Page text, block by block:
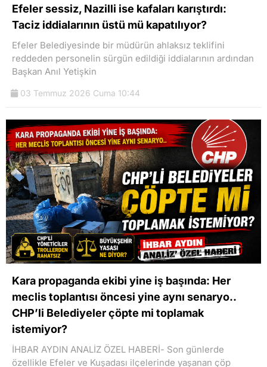
Efeler sessiz, Nazilli ise kafaları karıştırdı:
Taciz iddialarının üstü mü kapatılıyor?
Efeler Belediyesinde bir müdürün ahlaksız teklifini
reddeden personelin sürgün edildiği iddialarının ardından
Başkan Anıl Yetişkin
03 Temmuz 2026 Cuma 10:44
Kara propaganda ekibi yine iş başında: Her
meclis toplantısı öncesi yine aynı senaryo..
CHP’li Belediyeler çöpte mi toplamak
istemiyor?
İHBAR AYDIN ANALİZ ÖZEL HABERİ- Son günlerde
özellikle Efeler ve Kuşadası ilçelerinde yaşanan çöp